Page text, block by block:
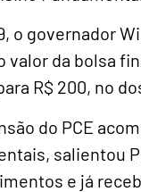
o governador
valor da bolsa
R$ 200, no
do PCE
salientou
e já